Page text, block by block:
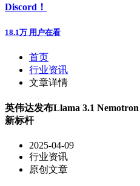
Discord！
18.1万 用户在看
首页
行业资讯
文章详情
英伟达发布Llama 3.1
新标杆
2025-04-09
行业资讯
原创文章